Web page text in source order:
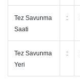
Tez Savunma
Saati
:
Tez Savunma
Yeri
: